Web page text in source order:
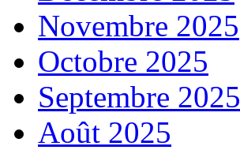
Novembre 2025
Octobre 2025
Septembre 2025
Août 2025